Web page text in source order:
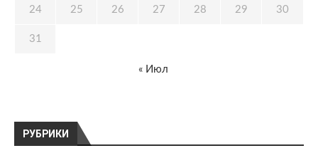
РУБРИКИ
24 25 26 27 28 29 30
31
« Июл